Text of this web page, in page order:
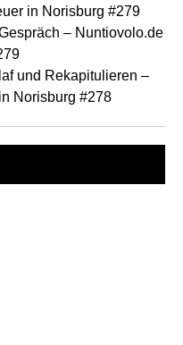
in Norisburg #279
– Nuntiovolo.de
und Rekapitulieren –
Norisburg #278